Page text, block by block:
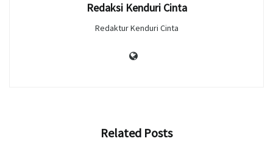
Redaksi Kenduri Cinta
Redaktur Kenduri Cinta
Related Posts